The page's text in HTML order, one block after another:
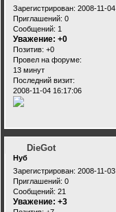
Зарегистрирован: 2008-11-04
Приглашений: 0
Сообщений: 1
Уважение: +0
Позитив: +0
Провел на форуме:
13 минут
Последний визит:
2008-11-04 16:17:06
DieGot
Нуб
Зарегистрирован: 2008-11-03
Приглашений: 0
Сообщений: 21
Уважение: +3